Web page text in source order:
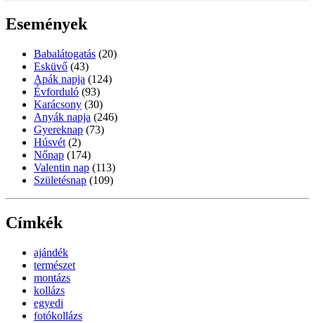
Események
Babalátogatás (20)
Esküvő (43)
Apák napja (124)
Évforduló (93)
Karácsony (30)
Anyák napja (246)
Gyereknap (73)
Húsvét (2)
Nőnap (174)
Valentin nap (113)
Születésnap (109)
Címkék
ajándék
természet
montázs
kollázs
egyedi
fotókollázs